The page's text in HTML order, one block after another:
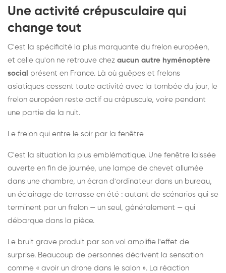
Une activité crépusculaire qui
change tout
C'est la spécificité la plus marquante du frelon européen,
et celle qu'on ne retrouve chez aucun autre hyménoptère
social présent en France. Là où guêpes et frelons
asiatiques cessent toute activité avec la tombée du jour, le
frelon européen reste actif au crépuscule, voire pendant
une partie de la nuit.
Le frelon qui entre le soir par la fenêtre
C'est la situation la plus emblématique. Une fenêtre laissée
ouverte en fin de journée, une lampe de chevet allumée
dans une chambre, un écran d'ordinateur dans un bureau,
un éclairage de terrasse en été : autant de scénarios qui se
terminent par un frelon — un seul, généralement — qui
débarque dans la pièce.
Le bruit grave produit par son vol amplifie l'effet de
surprise. Beaucoup de personnes décrivent la sensation
comme « avoir un drone dans le salon ». La réaction